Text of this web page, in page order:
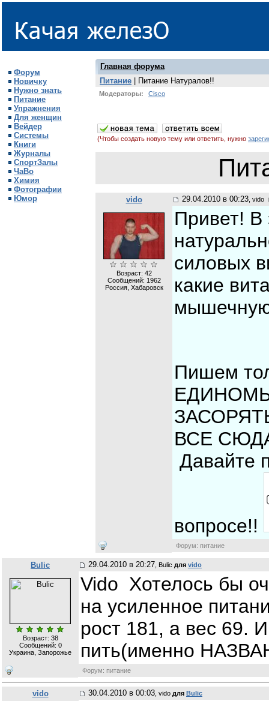
Форум
Новичку
Нужно знать
Питание
Упражнения
Для женщин
Вейдер
Системы
Книги
Журналы
СпортЗалы
ЧаВо
Химия
Фотографии
Юмор
Главная форума
Питание | Питание Натуралов!!
Модераторы: Cisco
(Чтобы создать новую тему или ответить, нужно
vido 29.04.2010 в 00:23 , vido
Возраст: 42
Сообщений: 1962
Россия, Хабаровск
Привет! В
силовых
какие
мышечную
Пишем
ВСЕ
Давайте
вопросе!!
Форум: питание
Bulic 29.04.2010 в 20:27 , Bulic для vido
Возраст: 38
Сообщений: 0
Украина, Запорожье
Vido Хотелось бы
на усиленное
рост 181, а вес 69.
пить(именно
Форум: питание
vido 30.04.2010 в 00:03 , vido для Bulic